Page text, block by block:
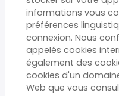
informations vous
préférences
connexion. Nous
appelés cookies
également des
cookies d'un
Web que vous